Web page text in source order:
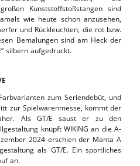
Kunststoffstoßstangen sind
wie heute schon anzusehen,
und Rückleuchten, die rot bzw.
Bemalungen sind am Heck der
silbern aufgedruckt.
zum Seriendebüt, und
zur Spielwarenmesse, kommt der
Als GT/E saust er zu den
knüpft WIKING an die A-
2024 erschien der Manta A
als GT/E. Ein sportliches
an.